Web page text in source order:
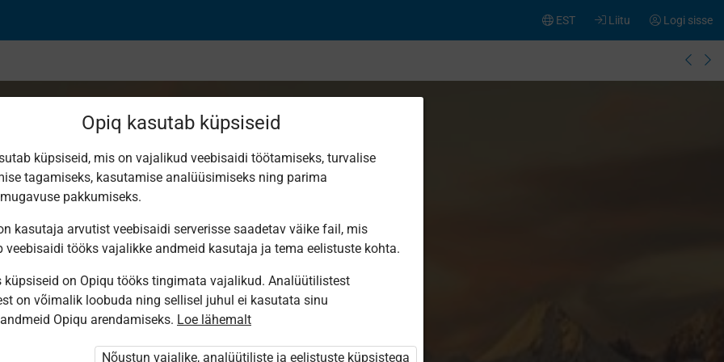
Logi sisse
Liitu
EST
ole Opiqusse sisse logitud.
paketi „Erakasutaja 2024/25”
Opiq kasutab küpsiseid
küpsiseid, mis on vajalikud veebisaidi töötamiseks, turvalise
tagamiseks, kasutamise analüüsimiseks ning parima
pakkumiseks.
kasutaja arvutist veebisaidi serverisse saadetav väike fail, mis
veebisaidi tööks vajalikke andmeid kasutaja ja tema eelistuste kohta.
küpsiseid on Opiqu tööks tingimata vajalikud. Analüütilistest
on võimalik loobuda ning sellisel juhul ei kasutata sinu
Opiqu arendamiseks. Loe lähemalt
Nõustun vajalike, analüütiliste ja eelistuste küpsistega